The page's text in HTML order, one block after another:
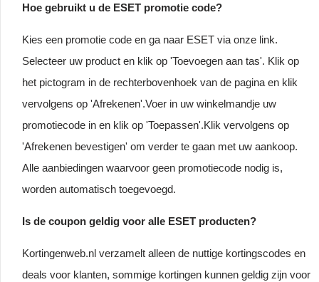
Hoe gebruikt u de ESET promotie code?
Kies een promotie code en ga naar ESET via onze link.
Selecteer uw product en klik op 'Toevoegen aan tas'. Klik op
het pictogram in de rechterbovenhoek van de pagina en klik
vervolgens op 'Afrekenen'.Voer in uw winkelmandje uw
promotiecode in en klik op 'Toepassen'.Klik vervolgens op
'Afrekenen bevestigen' om verder te gaan met uw aankoop.
Alle aanbiedingen waarvoor geen promotiecode nodig is,
worden automatisch toegevoegd.
Is de coupon geldig voor alle ESET producten?
Kortingenweb.nl verzamelt alleen de nuttige kortingscodes en
deals voor klanten, sommige kortingen kunnen geldig zijn voor